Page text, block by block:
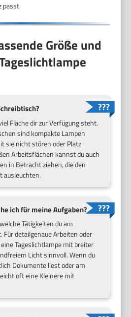
passt.
Größe und
Fläche dir zur Verfügung steht.
sind kompakte Lampen
sie nicht stören oder Platz
Arbeitsflächen kannst du auch
in Betracht ziehen, die den
ausleuchten.
ich für meine Aufgaben?
Tätigkeiten du am
Für detailgenaue Arbeiten oder
Tageslichtlampe mit breiter
Licht sinnvoll. Wenn du
Dokumente liest oder am
oft eine Kleinere mit